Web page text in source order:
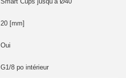
20 [mm]
Oui
G1/8 po intérieur